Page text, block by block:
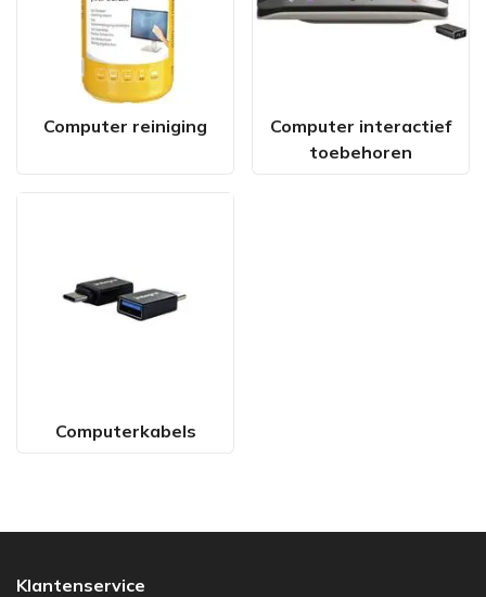
Computer reiniging
Computer interactief
toebehoren
Computerkabels
Klantenservice